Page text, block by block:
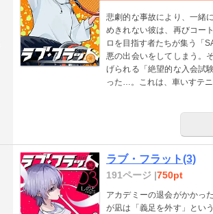
悲劇的な事故により、一緒
めきれない彼は、再びコー
ロを目指す者たちが集う「
悪の出会いをしてしまう。
げられる「絶望的な入会試
った…。これは、車いすテ
ラブ・フラット(3)
191ページ |750pt
アカデミーの退会がかかっ
が凪は「義足を外す」とい